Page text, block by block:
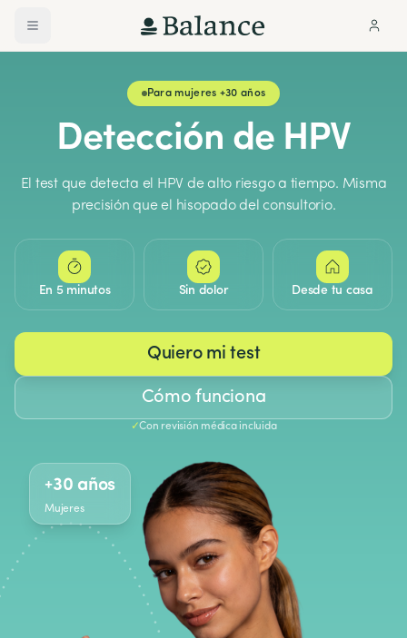
Para mujeres +30 años
Detección de HPV
El test que detecta el HPV de alto riesgo a tiempo. Misma
precisión que el hisopado del consultorio.
En 5 minutos Sin dolor Desde tu casa
Quiero mi test
Cómo funciona
✓Con revisión médica incluida
+30 años
Mujeres